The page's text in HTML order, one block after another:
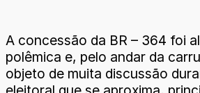
A concessão da BR – 364 foi
polêmica e, pelo andar da
objeto de muita discussão